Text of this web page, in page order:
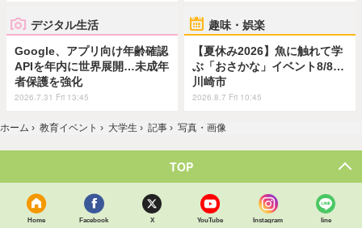
デジタル生活
Google、アプリ向け年齢確認
APIを年内に世界展開…未成年
者保護を強化
2026.7.31 Fri 13:45
趣味・娯楽
【夏休み2026】魚に触れて学
ぶ「おさかな」イベント8/8…
川崎市
2026.8.7 Fri 10:45
ホーム › 教育イベント › 大学生 › 記事 › 写真・画像
TOP
Home Facebook X YouTube Instagram line